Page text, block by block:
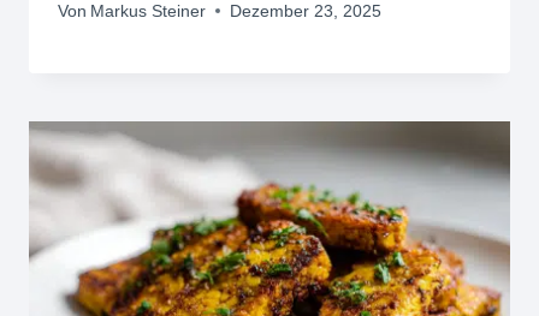
Von Markus Steiner Dezember 23, 2025